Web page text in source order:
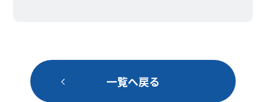
トレンドマイクロ株式会社 執行役員
一覧へ戻る